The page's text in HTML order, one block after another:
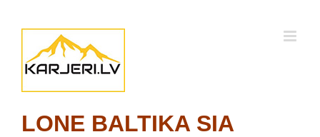
content
LONE BALTIKA SIA